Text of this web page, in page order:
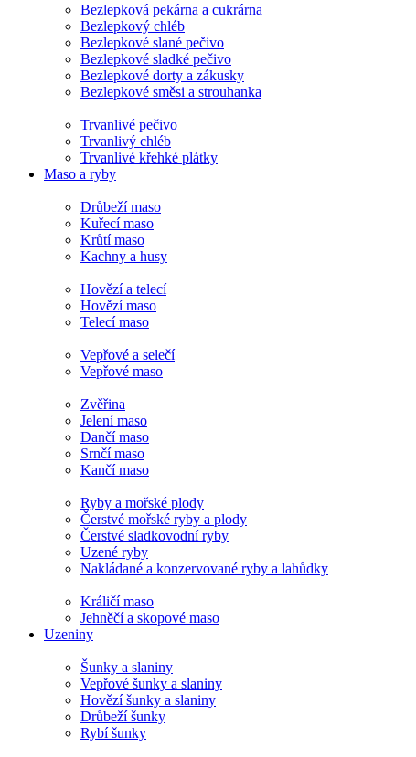
Bezlepková pekárna a cukrárna
Bezlepkový chléb
Bezlepkové slané pečivo
Bezlepkové sladké pečivo
Bezlepkové dorty a zákusky
Bezlepkové směsi a strouhanka
Trvanlivé pečivo
Trvanlivý chléb
Trvanlivé křehké plátky
Maso a ryby
Drůbeží maso
Kuřecí maso
Krůtí maso
Kachny a husy
Hovězí a telecí
Hovězí maso
Telecí maso
Vepřové a selečí
Vepřové maso
Zvěřina
Jelení maso
Dančí maso
Srnčí maso
Kančí maso
Ryby a mořské plody
Čerstvé mořské ryby a plody
Čerstvé sladkovodní ryby
Uzené ryby
Nakládané a konzervované ryby a lahůdky
Králičí maso
Jehněčí a skopové maso
Uzeniny
Šunky a slaniny
Vepřové šunky a slaniny
Hovězí šunky a slaniny
Drůbeží šunky
Rybí šunky